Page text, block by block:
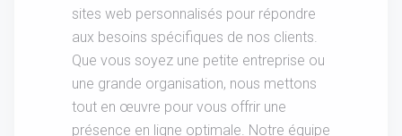
sites web personnalisés pour répondre
aux besoins spécifiques de nos clients.
Que vous soyez une petite entreprise ou
une grande organisation, nous mettons
tout en œuvre pour vous offrir une
présence en ligne optimale. Notre équipe